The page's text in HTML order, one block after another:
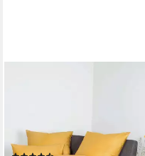
Jahreszeiten,